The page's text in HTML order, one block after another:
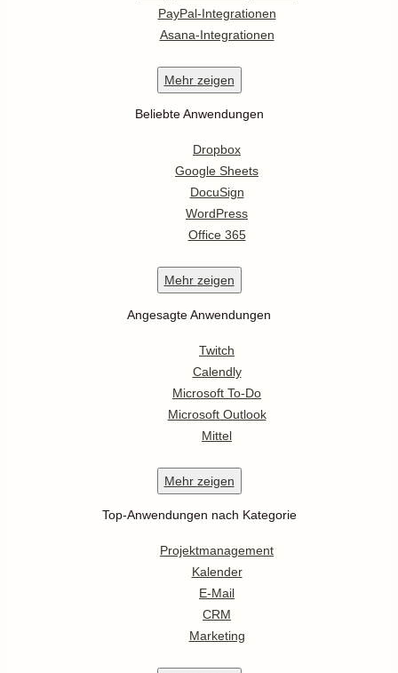
PayPal-Integrationen
Asana-Integrationen
Mehr zeigen
Beliebte Anwendungen
Dropbox
Google Sheets
DocuSign
WordPress
Office 365
Mehr zeigen
Angesagte Anwendungen
Twitch
Calendly
Microsoft To-Do
Microsoft Outlook
Mittel
Mehr zeigen
Top-Anwendungen nach Kategorie
Projektmanagement
Kalender
E-Mail
CRM
Marketing